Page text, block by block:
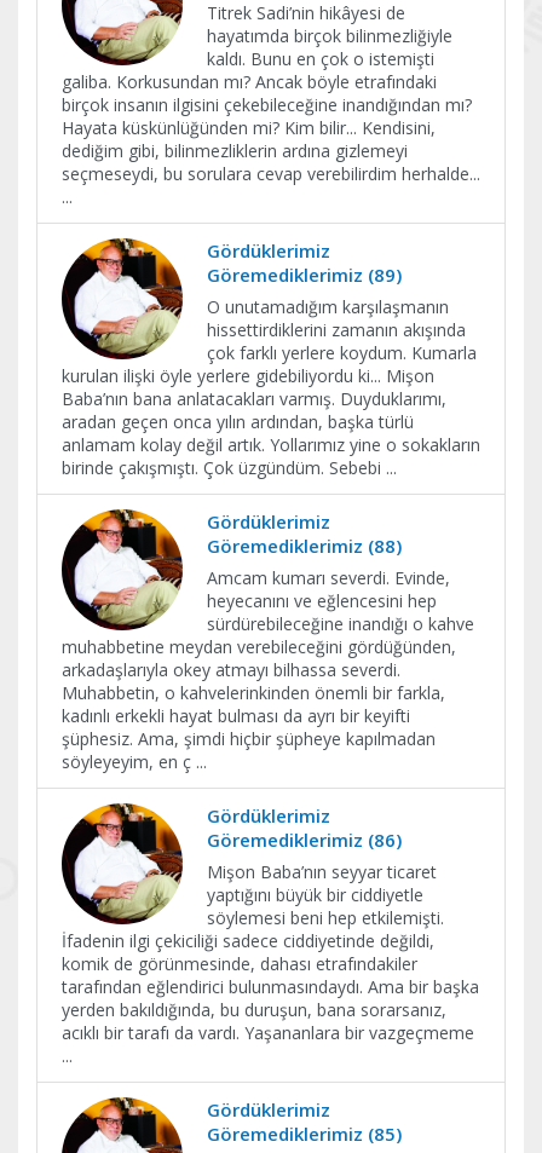
Titrek Sadi’nin hikâyesi de
hayatımda birçok bilinmezliğiyle
kaldı. Bunu en çok o istemişti
galiba. Korkusundan mı? Ancak böyle etrafındaki
birçok insanın ilgisini çekebileceğine inandığından mı?
Hayata küskünlüğünden mi? Kim bilir... Kendisini,
dediğim gibi, bilinmezliklerin ardına gizlemeyi
seçmeseydi, bu sorulara cevap verebilirdim herhalde...
...
Gördüklerimiz
Göremediklerimiz (89)
O unutamadığım karşılaşmanın
hissettirdiklerini zamanın akışında
çok farklı yerlere koydum. Kumarla
kurulan ilişki öyle yerlere gidebiliyordu ki... Mişon
Baba’nın bana anlatacakları varmış. Duyduklarımı,
aradan geçen onca yılın ardından, başka türlü
anlamam kolay değil artık. Yollarımız yine o sokakların
birinde çakışmıştı. Çok üzgündüm. Sebebi ...
Gördüklerimiz
Göremediklerimiz (88)
Amcam kumarı severdi. Evinde,
heyecanını ve eğlencesini hep
sürdürebileceğine inandığı o kahve
muhabbetine meydan verebileceğini gördüğünden,
arkadaşlarıyla okey atmayı bilhassa severdi.
Muhabbetin, o kahvelerinkinden önemli bir farkla,
kadınlı erkekli hayat bulması da ayrı bir keyifti
şüphesiz. Ama, şimdi hiçbir şüpheye kapılmadan
söyleyeyim, en ç ...
Gördüklerimiz
Göremediklerimiz (86)
Mişon Baba’nın seyyar ticaret
yaptığını büyük bir ciddiyetle
söylemesi beni hep etkilemişti.
İfadenin ilgi çekiciliği sadece ciddiyetinde değildi,
komik de görünmesinde, dahası etrafındakiler
tarafından eğlendirici bulunmasındaydı. Ama bir başka
yerden bakıldığında, bu duruşun, bana sorarsanız,
acıklı bir tarafı da vardı. Yaşananlara bir vazgeçmeme
...
Gördüklerimiz
Göremediklerimiz (85)